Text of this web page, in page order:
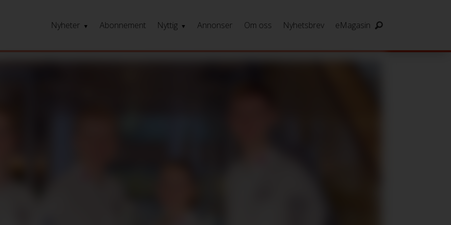
Nyheter Abonnement Nyttig Annonser Om oss Nyhetsbrev eMagasin